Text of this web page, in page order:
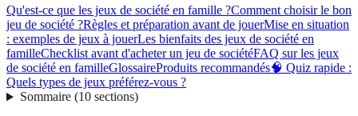
Qu'est-ce que les jeux de société en famille ?Comment choisir le bon
jeu de société ?Règles et préparation avant de jouerMise en situation
: exemples de jeux à jouerLes bienfaits des jeux de société en
familleChecklist avant d'acheter un jeu de sociétéFAQ sur les jeux
de société en familleGlossaireProduits recommandés🧠 Quiz rapide :
Quels types de jeux préférez-vous ?
Sommaire(10 sections)